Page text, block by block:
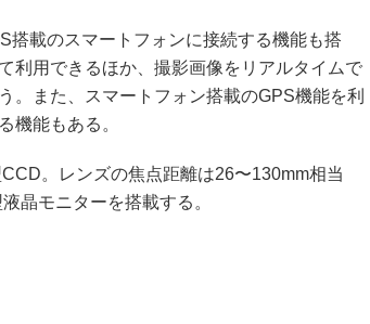
載のスマートフォンに接続する機能も搭
利用できるほか、撮影画像をリアルタイムで
。また、スマートフォン搭載のGPS機能を利
機能もある。
。レンズの焦点距離は26〜130mm相当
晶モニターを搭載する。